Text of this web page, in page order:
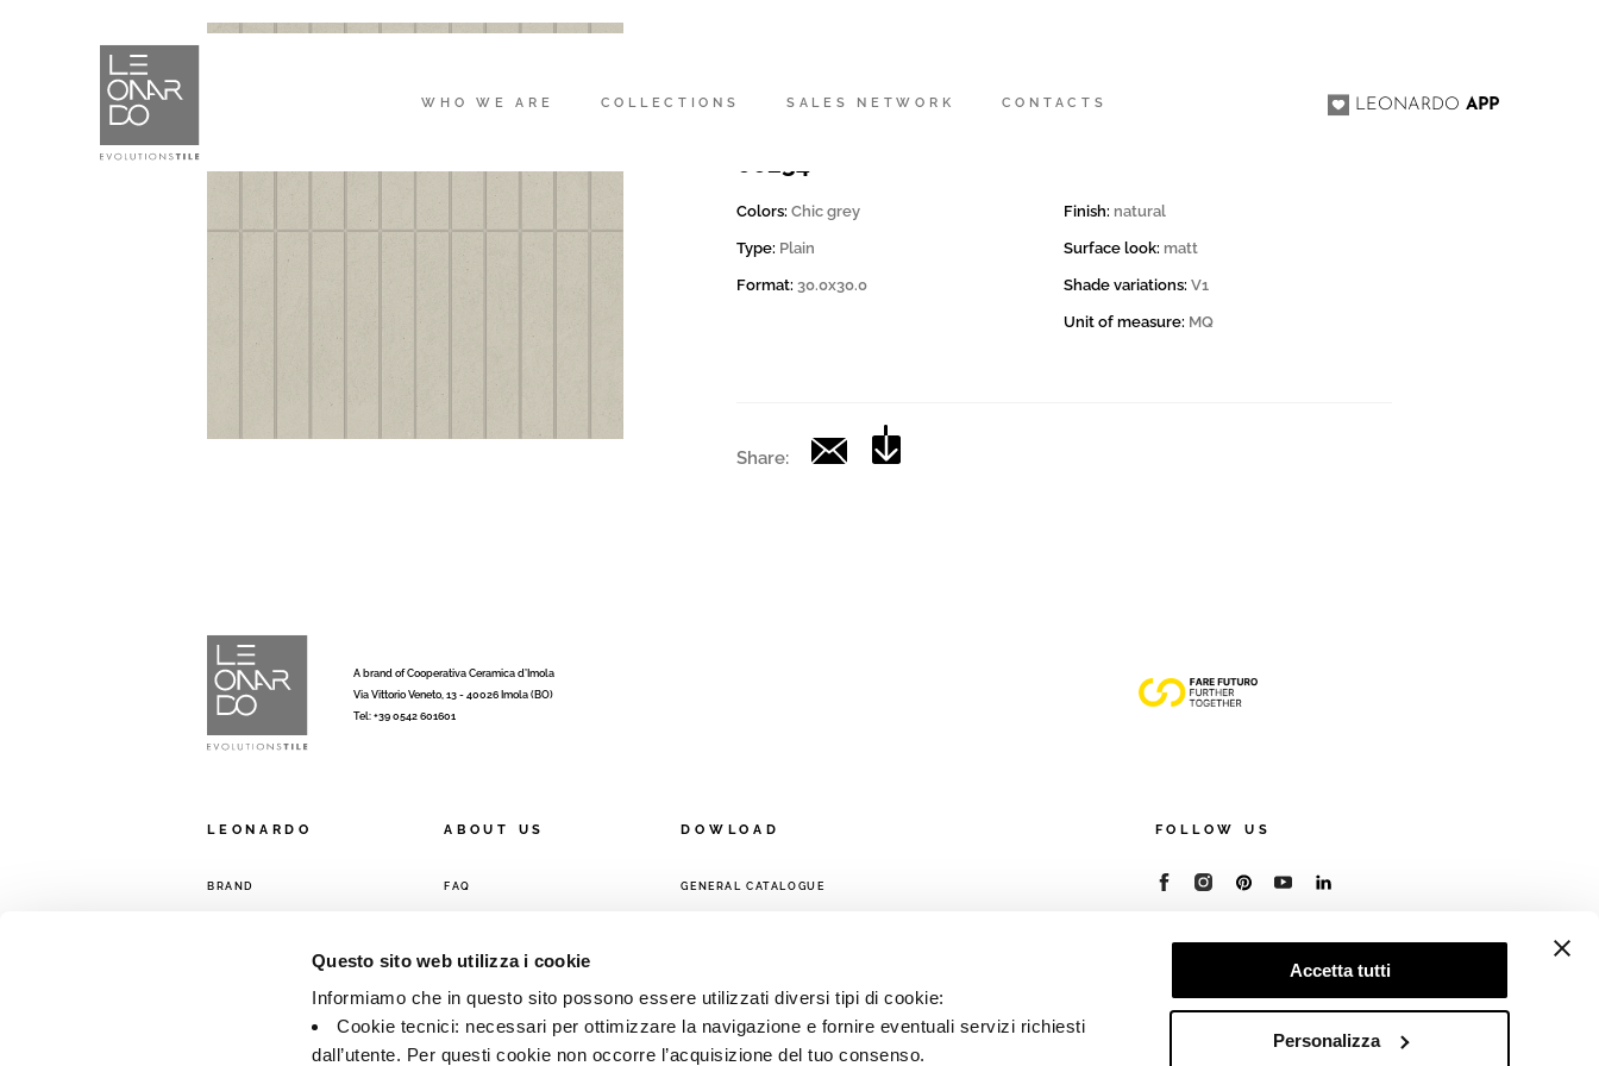
Questo sito web utilizza i cookie
Informiamo che in questo sito possono essere utilizzati diversi tipi di cookie:
Cookie tecnici: necessari per ottimizzare la navigazione e fornire eventuali servizi richiesti
dall’utente. Per questi cookie non occorre l’acquisizione del tuo consenso.
Accetta tutti
Personalizza
WHO WE ARE COLLECTIONS SALES NETWORK CONTACTS LEONARDOAPP
00234
Colors: Chic grey
Type: Plain
Format: 30.0x30.0
Finish: natural
Surface look: matt
Shade variations: V1
Unit of measure: MQ
Share:
A brand of Cooperativa Ceramica d’Imola
Via Vittorio Veneto, 13 - 40026 Imola (BO)
Tel: +39 0542 601601
LEONARDO
BRAND
ABOUT US
FAQ
DOWLOAD
GENERAL CATALOGUE
FOLLOW US
© 2026 - Cooperativa Ceramica d’Imola
R.E.A. BO 5545